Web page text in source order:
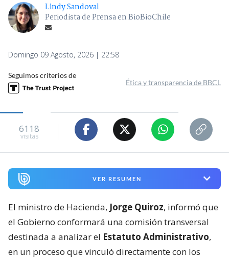
Lindy Sandoval
Periodista de Prensa en BioBioChile
Domingo 09 Agosto, 2026 | 22:58
Seguimos criterios de
Ética y transparencia de BBCL
6118
visitas
VER RESUMEN
El ministro de Hacienda, Jorge Quiroz, informó que
el Gobierno conformará una comisión transversal
destinada a analizar el Estatuto Administrativo,
en un proceso que vinculó directamente con los